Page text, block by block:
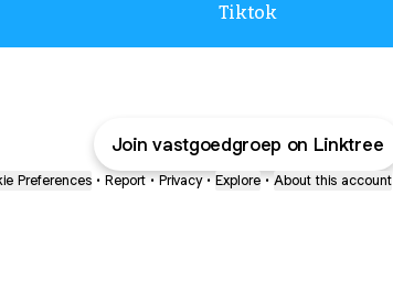
Tiktok
Join vastgoedgroep on Linktree
Preferences • Report • Privacy • Explore • About this account